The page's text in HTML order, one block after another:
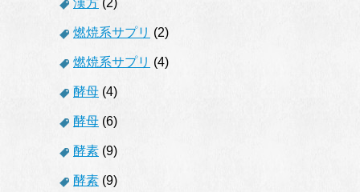
燃焼系サプリ (2)
燃焼系サプリ (4)
酵母 (4)
酵母 (6)
酵素 (9)
酵素 (9)